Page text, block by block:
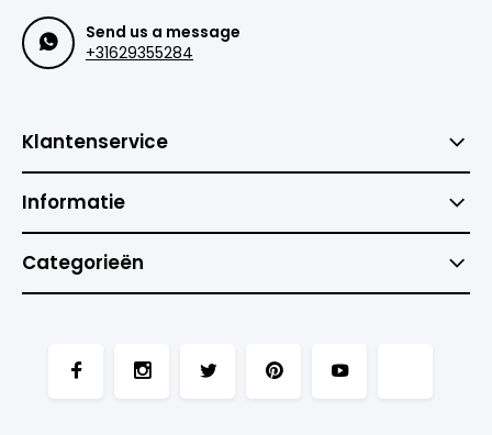
Send us a message
+31629355284
Klantenservice
Informatie
Categorieën